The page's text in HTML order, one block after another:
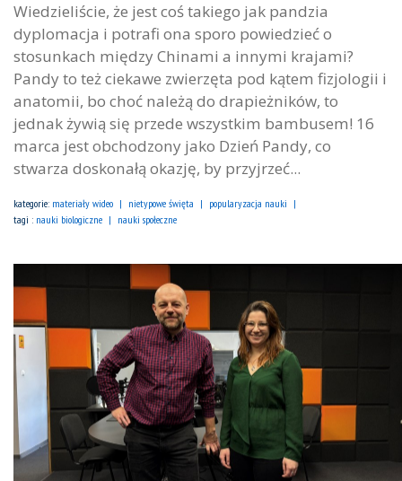
Wiedzieliście, że jest coś takiego jak pandzia
dyplomacja i potrafi ona sporo powiedzieć o
stosunkach między Chinami a innymi krajami?
Pandy to też ciekawe zwierzęta pod kątem fizjologii i
anatomii, bo choć należą do drapieżników, to
jednak żywią się przede wszystkim bambusem! 16
marca jest obchodzony jako Dzień Pandy, co
stwarza doskonałą okazję, by przyjrzeć...
kategorie: materiały wideo nietypowe święta
popularyzacja nauki
tagi : nauki biologiczne nauki społeczne